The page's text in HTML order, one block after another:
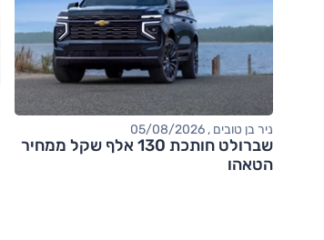
ניר בן טובים , 05/08/2026
שברולט חותכת 130 אלף שקל ממחיר
הטאהו